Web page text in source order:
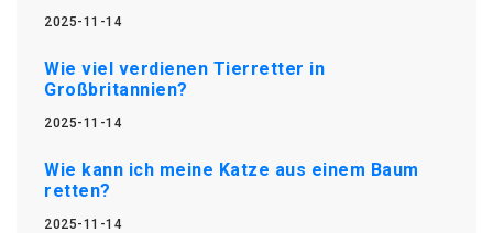
2025-11-14
Wie viel verdienen Tierretter in
Großbritannien?
2025-11-14
Wie kann ich meine Katze aus einem Baum
retten?
2025-11-14